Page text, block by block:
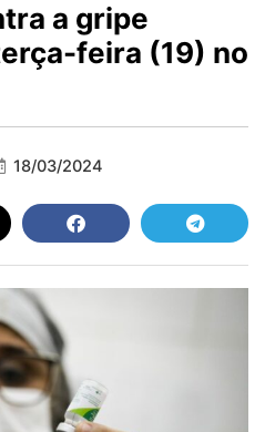
a gripe
feira (19) no
18/03/2024